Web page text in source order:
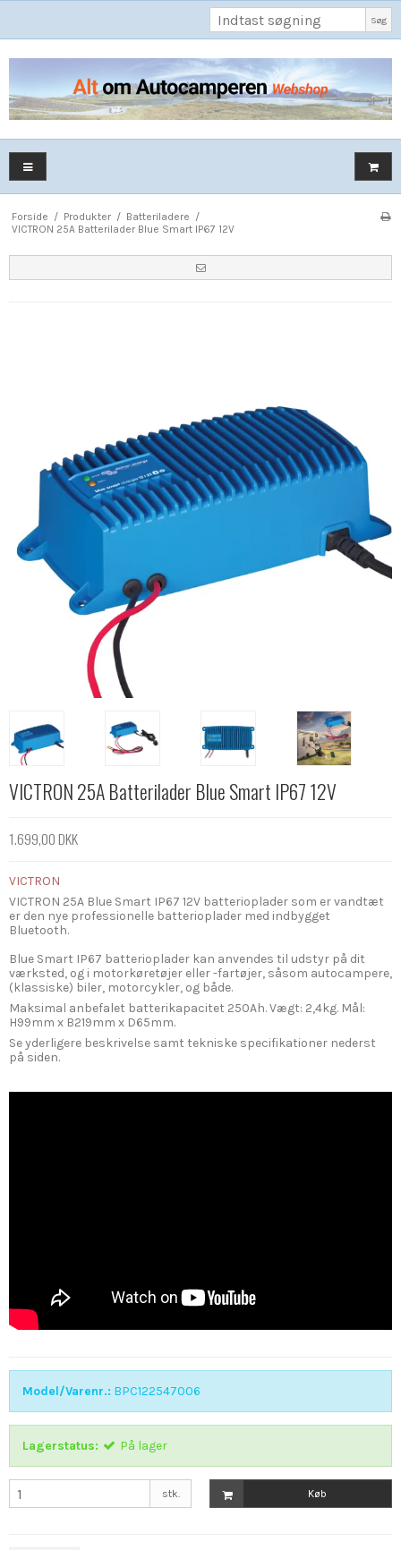
Søg
Forside / Produkter / Batteriladere /
VICTRON 25A Batterilader Blue Smart IP67 12V
VICTRON 25A Batterilader Blue Smart IP67 12V
1.699,00 DKK
VICTRON
VICTRON 25A Blue Smart IP67 12V batterioplader som er vandtæt
er den nye professionelle batterioplader med indbygget
Bluetooth.
Blue Smart IP67 batterioplader kan anvendes til udstyr på dit
værksted, og i motorkøretøjer eller -fartøjer, såsom autocampere,
(klassiske) biler, motorcykler, og både.
Maksimal anbefalet batterikapacitet 250Ah. Vægt: 2,4kg. Mål:
H99mm x B219mm x D65mm.
Se yderligere beskrivelse samt tekniske specifikationer nederst
på siden.
Model/Varenr.: BPC122547006
Lagerstatus: På lager
stk. Køb